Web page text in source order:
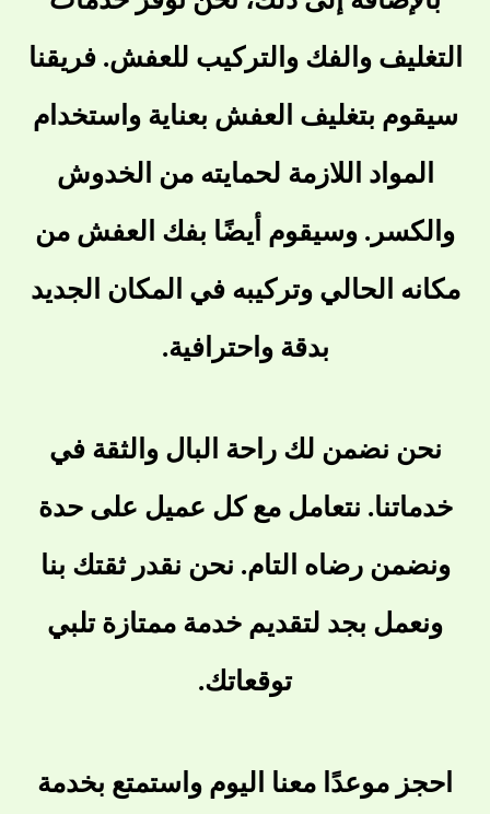
التغليف والفك والتركيب للعفش. فريقنا
سيقوم بتغليف العفش بعناية واستخدام
المواد اللازمة لحمايته من الخدوش
والكسر. وسيقوم أيضًا بفك العفش من
مكانه الحالي وتركيبه في المكان الجديد
بدقة واحترافية.
نحن نضمن لك راحة البال والثقة في
خدماتنا. نتعامل مع كل عميل على حدة
ونضمن رضاه التام. نحن نقدر ثقتك بنا
ونعمل بجد لتقديم خدمة ممتازة تلبي
توقعاتك.
احجز موعدًا معنا اليوم واستمتع بخدمة